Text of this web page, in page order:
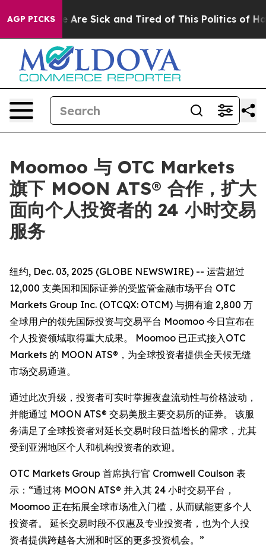
AGP PICKSAre Sick and Tired of This Politics of
Moomoo 与 OTC Markets
旗下 MOON ATS® 合作，扩大
面向个人投资者的 24 小时交易
服务
纽约, Dec. 03, 2025 (GLOBE NEWSWIRE) -- 运营超过
12,000 支美国和国际证券的受监管金融市场平台 OTC
Markets Group Inc. (OTCQX: OTCM) 与拥有逾 2,800 万
全球用户的领先国际投资与交易平台 Moomoo 今日宣布在
个人投资领域取得重大成果。 Moomoo 已正式接入OTC
Markets 的 MOON ATS®，为全球投资者提供全天候无缝
市场交易通道。
通过此次升级，投资者可实时掌握夜盘流动性与价格波动，
并能通过 MOON ATS® 交易美股主要交易所的证券。 该服
务满足了全球投资者对延长交易时段日益增长的需求，尤其
受到亚洲地区个人和机构投资者的欢迎。
OTC Markets Group 首席执行官 Cromwell Coulson 表
示：“通过将 MOON ATS® 并入其 24 小时交易平台，
Moomoo 正在拓展全球市场准入门槛，从而赋能更多个人
投资者。 延长交易时段不仅惠及专业投资者，也为个人投
资者提供跨越各大洲和时区的更多投资机会。”